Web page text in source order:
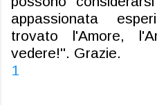
appassionata
trovato l'Amore,
vedere!". Grazie.
1